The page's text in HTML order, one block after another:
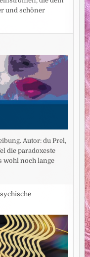
und schöner
Autor: du Prel,
die paradoxeste
wohl noch lange